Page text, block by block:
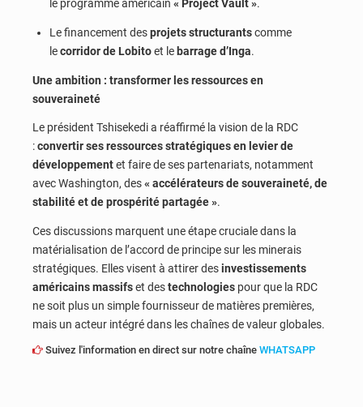
le programme américain « Project Vault ».
Le financement desprojets structurantscomme
lecorridor de Lobitoet le barrage d’Inga.
Une ambition : transformer les ressources en
souveraineté
Le président Tshisekedi a réaffirmé la vision de la RDC
:convertir ses ressources stratégiques en levier de
développementet faire de ses partenariats, notamment
avec Washington, des« accélérateurs de souveraineté, de
stabilité et de prospérité partagée ».
Ces discussions marquent une étape cruciale dans la
matérialisation de l’accord de principe sur les minerais
stratégiques. Elles visent à attirer desinvestissements
américains massifset destechnologies pour que la RDC
ne soit plus un simple fournisseur de matières premières,
mais un acteur intégré dans les chaînes de valeur globales.
Suivez l'information en direct sur notre chaîne WHATSAPP